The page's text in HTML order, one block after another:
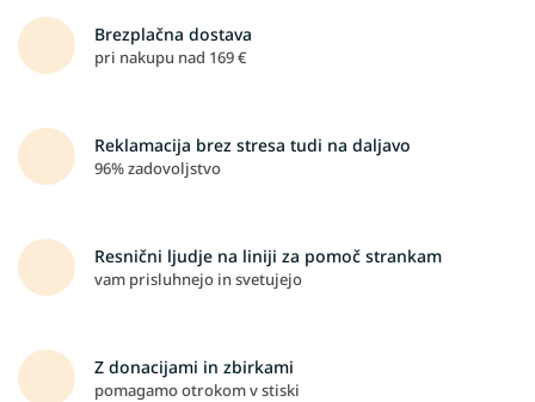
Brezplačna dostava
pri nakupu nad 169 €
Reklamacija brez stresa tudi na daljavo
96% zadovoljstvo
Resnični ljudje na liniji za pomoč strankam
vam prisluhnejo in svetujejo
Z donacijami in zbirkami
pomagamo otrokom v stiski